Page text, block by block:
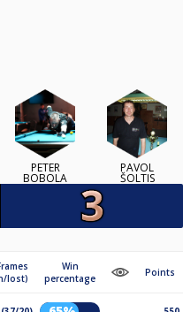
PETER
BOBOLA
PAVOL
ŠOLTIS
lost)
Win
percentage
Points